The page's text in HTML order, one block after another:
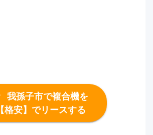
我孫子市で複合機を
【格安】でリースする